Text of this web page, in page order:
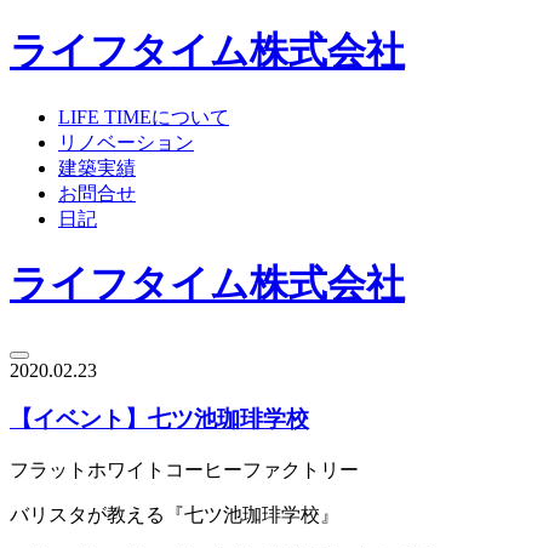
ライフタイム株式会社
LIFE TIMEについて
リノベーション
建築実績
お問合せ
日記
ライフタイム株式会社
2020.02.23
【イベント】七ツ池珈琲学校
フラットホワイトコーヒーファクトリー
バリスタが教える『七ツ池珈琲学校』